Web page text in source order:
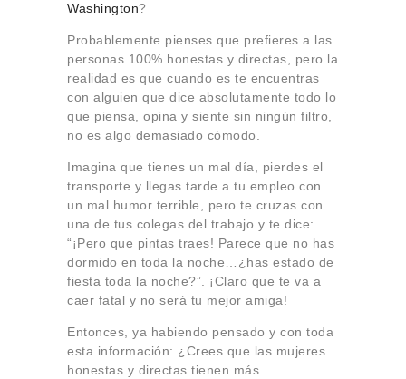
Washington?
Probablemente pienses que prefieres a las
personas 100% honestas y directas, pero la
realidad es que cuando es te encuentras
con alguien que dice absolutamente todo lo
que piensa, opina y siente sin ningún filtro,
no es algo demasiado cómodo.
Imagina que tienes un mal día, pierdes el
transporte y llegas tarde a tu empleo con
un mal humor terrible, pero te cruzas con
una de tus colegas del trabajo y te dice:
“¡Pero que pintas traes! Parece que no has
dormido en toda la noche…¿has estado de
fiesta toda la noche?”. ¡Claro que te va a
caer fatal y no será tu mejor amiga!
Entonces, ya habiendo pensado y con toda
esta información: ¿Crees que las mujeres
honestas y directas tienen más